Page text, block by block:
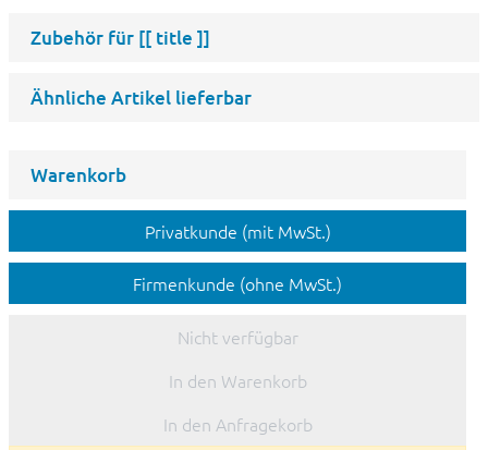
Zubehör für [[ title ]]
Ähnliche Artikel lieferbar
Warenkorb
Privatkunde (mit MwSt.)
Firmenkunde (ohne MwSt.)
Nicht verfügbar
In den Warenkorb
In den Anfragekorb